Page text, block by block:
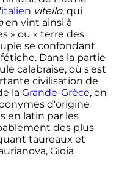
italien vitello, qui
en vint ainsi à
» ou « terre des
se confondant
Dans la partie
calabraise, où s'est
civilisation de
la Grande-Grèce, on
d'origine
en latin par les
des plus
taureaux et
Gioia